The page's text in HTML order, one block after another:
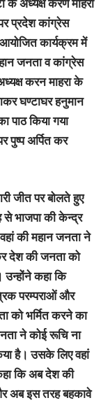
के अध्यक्ष करण माहरा
प्रदेश कांग्रेस
कार्यक्रम में
जनता व कांग्रेस
करन माहरा के
घण्टाघर हनुमान
पाठ किया गया
पुष्प अर्पित कर
जीत पर बोलते हुए
से भाजपा की केन्द्र
की महान जनता ने
देश की जनता को
कहा कि
परम्पराओं और
को भर्मित करने का
ने कोई रूचि ना
है। उसके लिए वहां
कि अब देश की
अब इस तरह बहकावे